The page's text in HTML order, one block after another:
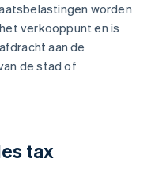
worden
verkooppunt en is
aan de
de stad of
tax